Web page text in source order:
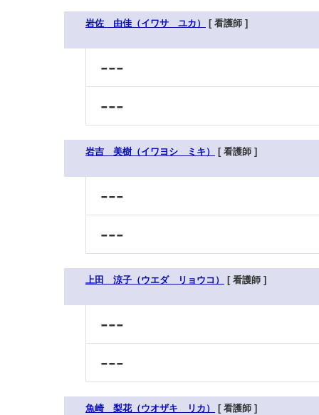
岩佐 由佳（イワサ ユカ） [ 看護師 ]
---
---
岩吉 美樹（イワヨシ ミキ） [ 看護師 ]
---
---
上田 涼子（ウエダ リョウコ） [ 看護師 ]
---
---
魚崎 梨花（ウオザキ リカ） [ 看護師 ]